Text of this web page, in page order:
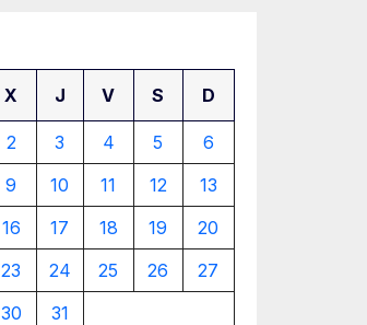
X J V S D
2 3 4 5
6
9 10 11 12
13
16 17 18 19
20
23 24 25 26
27
30 31